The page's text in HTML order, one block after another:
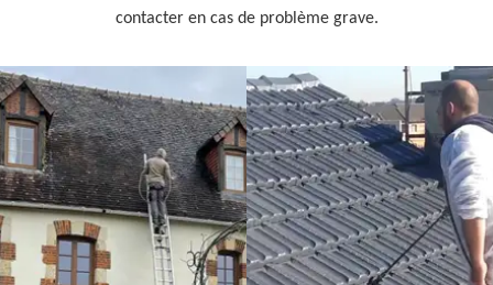
contacter en cas de problème grave.